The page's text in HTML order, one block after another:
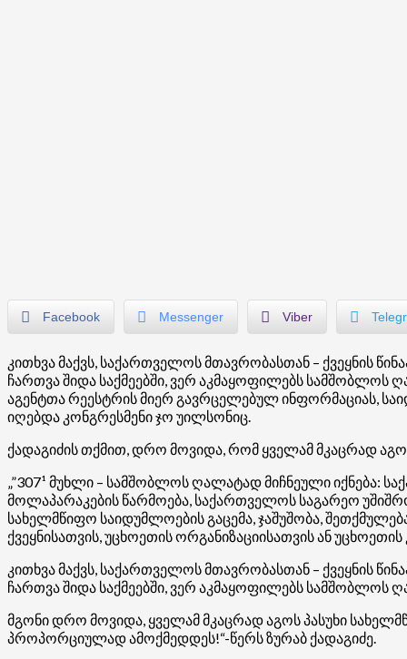
Facebook Messenger Viber
კითხვა მაქვს, საქართველოს მთავრობასთან – ქვეყნის
ჩართვა შიდა საქმეებში, ვერ აკმაყოფილებს სამშობლოს
აგენტთა რეესტრის მიერ გავრცელებულ ინფორმაციას,
იღებდა კონგრესმენი ჯო უილსონიც.
ქადაგიძის თქმით, დრო მოვიდა, რომ ყველამ მკაცრად
„”307¹ მუხლი – სამშობლოს ღალატად მიჩნეული იქნება:
მოლაპარაკების წარმოება, საქართველოს საგარეო
სახელმწიფო საიდუმლოების გაცემა, ჯაშუშობა,
ქვეყნისათვის, უცხოეთის ორგანიზაციისათვის ან
კითხვა მაქვს, საქართველოს მთავრობასთან – ქვეყნის
ჩართვა შიდა საქმეებში, ვერ აკმაყოფილებს სამშობლოს
მგონი დრო მოვიდა, ყველამ მკაცრად აგოს პასუხი
პროპორციულად ამოქმედდეს!“-წერს ზურაბ ქადაგიძე.